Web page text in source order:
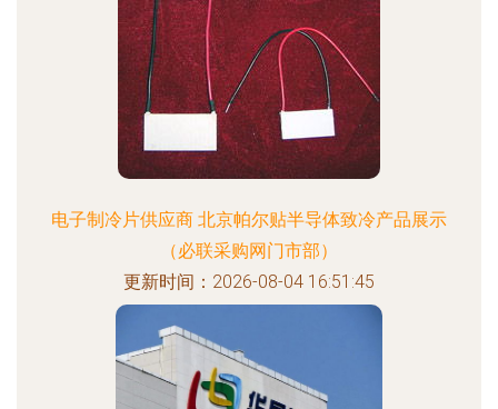
电子制冷片供应商 北京帕尔贴半导体致冷产品展示
（必联采购网门市部）
更新时间：2026-08-04 16:51:45